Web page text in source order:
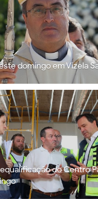
domingo em Vizela
do Centro